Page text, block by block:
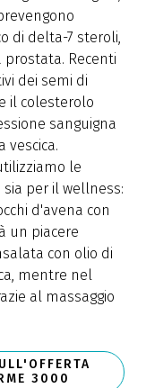
di delta-7 steroli,
Recenti
dei semi di
il colesterolo
sanguigna
vescica.
le
sia per il wellness:
d'avena con
un piacere
con olio di
mentre nel
al massaggio
3000